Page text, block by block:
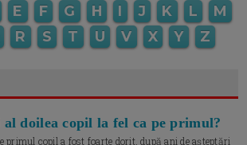
E F G H I J K L
M
R S T U V X Y Z
doilea copil la fel ca pe primul?
primul copil a fost foarte dorit, după ani de așteptări